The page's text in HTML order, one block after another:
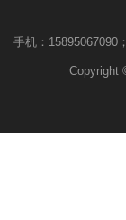
手机：15895067090
Copyright